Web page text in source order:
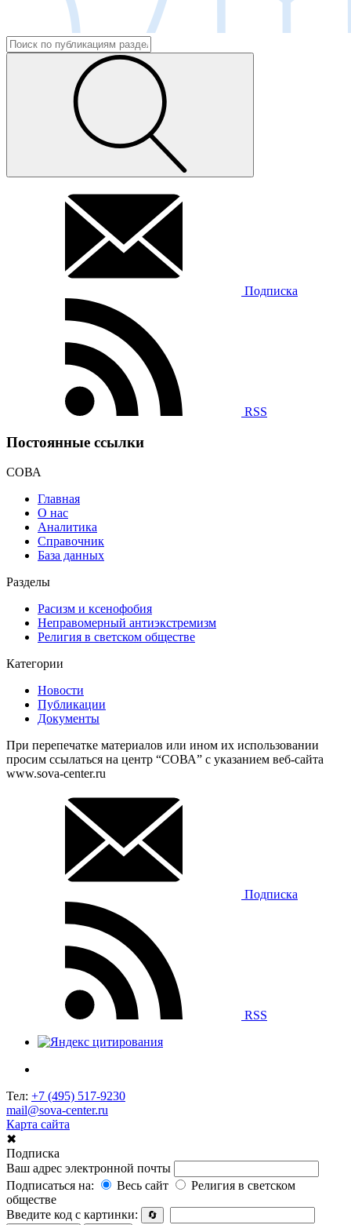
Подписка
RSS
Постоянные ссылки
СОВА
Главная
О нас
Аналитика
Справочник
База данных
Разделы
Расизм и ксенофобия
Неправомерный антиэкстремизм
Религия в светском обществе
Категории
Новости
Публикации
Документы
При перепечатке материалов или ином их использовании
просим ссылаться на центр “СОВА” с указанием веб-сайта
www.sova-center.ru
Подписка
RSS
Тел: +7 (495) 517-9230
mail@sova-center.ru
Карта сайта
✖
Подписка
Ваш адрес электронной почты
Подписаться на:
Весь сайт
Религия в светском
обществе
Введите код с картинки:
🔄